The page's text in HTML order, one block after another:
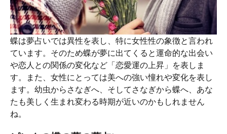
蝶は夢占いでは異性を表し、特に女性性の象徴と言われ
ています。そのため蝶が夢に出てくると運命的な出会い
や恋人との関係の変化など「恋愛運の上昇」を表しま
す。また、女性にとっては美への強い憧れや変化を表し
ます。幼虫からさなぎへ、そしてさなぎから蝶へ、あな
たも美しく生まれ変わる時期が近いのかもしれません
ね。